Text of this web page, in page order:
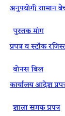
अनुपयोगी सामान
पुस्तक मांग
प्रपत्र व स्टॉक
बोनस बिल
कार्यालय आदेश
शाला समक प्रपत्र